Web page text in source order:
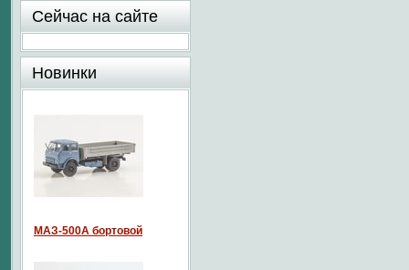
Сейчас на сайте
Новинки
МАЗ-500А бортовой